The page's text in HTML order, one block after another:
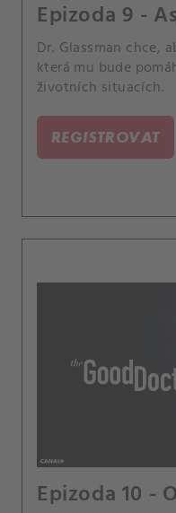
Epizoda 9 -
Dr. Glassman chce,
která mu bude
životních situacích.
REGISTROVAT
Epizoda 10 -